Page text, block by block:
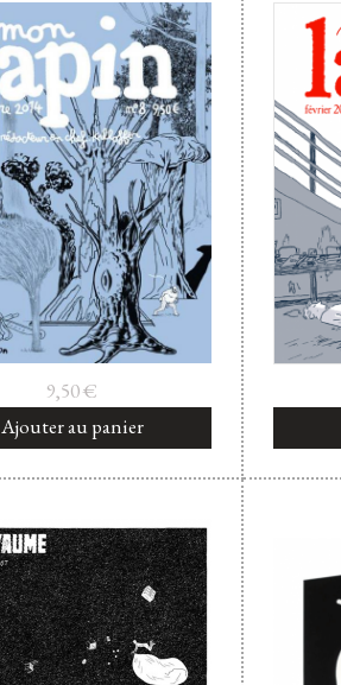
9,50€
Ajouter au panier